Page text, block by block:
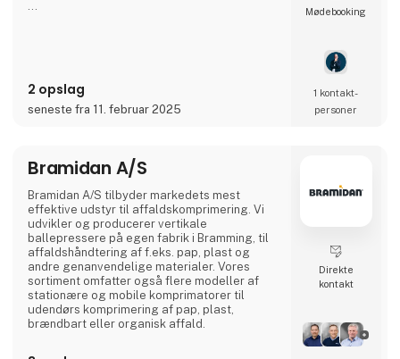
vejtransport til kølerum.
2 opslag
seneste fra 11. februar 2025
Møde­booking
1 kontakt­
personer
Bramidan A/S
Bramidan A/S tilbyder markedets mest
effektive udstyr til affaldskomprimering. Vi
udvikler og producerer vertikale
ballepressere på egen fabrik i Bramming, til
affaldshåndtering af f.eks. pap, plast og
andre genanvendelige materialer. Vores
sortiment omfatter også flere modeller af
stationære og mobile komprimatorer til
udendørs komprimering af pap, plast,
brændbart eller organisk affald.
Direkte
kontakt